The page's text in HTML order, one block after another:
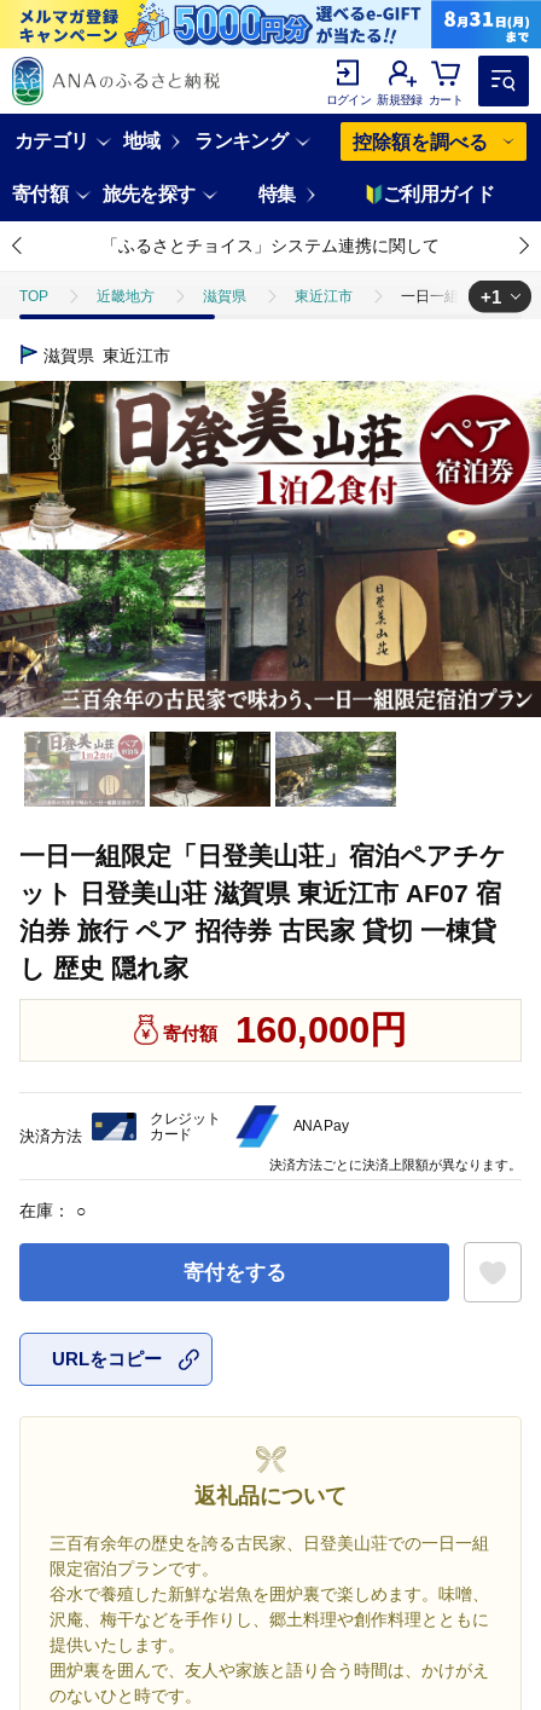
ログイン 新規登録 カート
カテゴリ 地域 ランキング 控除額を調べる
寄付額 旅先を探す 特集 ご利用ガイド
「ふるさとチョイス」システム連携に関して
TOP 近畿地方 滋賀県 東近江市 一日一組限定「日登
TOP
+1
滋賀県 東近江市
一日一組限定「日登美山荘」宿泊ペアチケ
ット 日登美山荘 滋賀県 東近江市 AF07 宿
泊券 旅行 ペア 招待券 古民家 貸切 一棟貸
し 歴史 隠れ家
寄付額 160,000円
在庫： ○
寄付をする
URLをコピー
返礼品について
三百有余年の歴史を誇る古民家、日登美山荘での一日一組
限定宿泊プランです。
谷水で養殖した新鮮な岩魚を囲炉裏で楽しめます。味噌、
沢庵、梅干などを手作りし、郷土料理や創作料理とともに
提供いたします。
囲炉裏を囲んで、友人や家族と語り合う時間は、かけがえ
のないひと時です。
決済方法
クレジット
カード
ANA Pay
決済方法ごとに決済上限額が異なります。